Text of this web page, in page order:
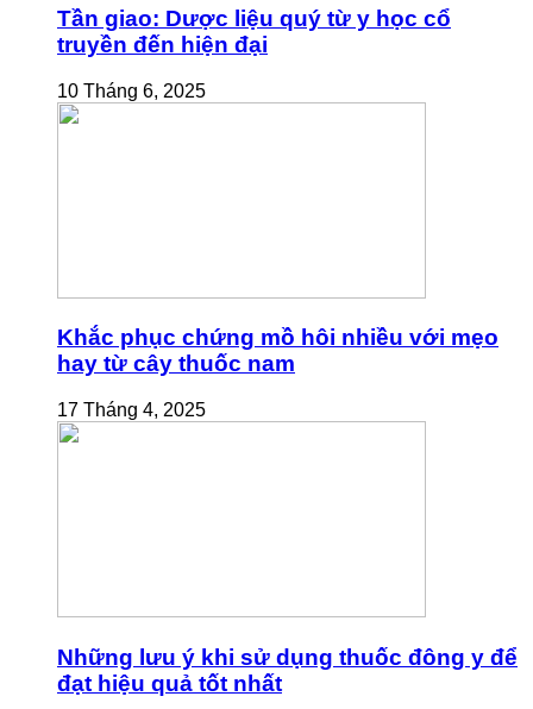
Tần giao: Dược liệu quý từ y học cổ
truyền đến hiện đại
10 Tháng 6, 2025
Khắc phục chứng mồ hôi nhiều với mẹo
hay từ cây thuốc nam
17 Tháng 4, 2025
Những lưu ý khi sử dụng thuốc đông y để
đạt hiệu quả tốt nhất